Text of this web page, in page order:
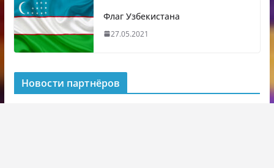
Флаг Узбекистана
27.05.2021
Новости партнёров